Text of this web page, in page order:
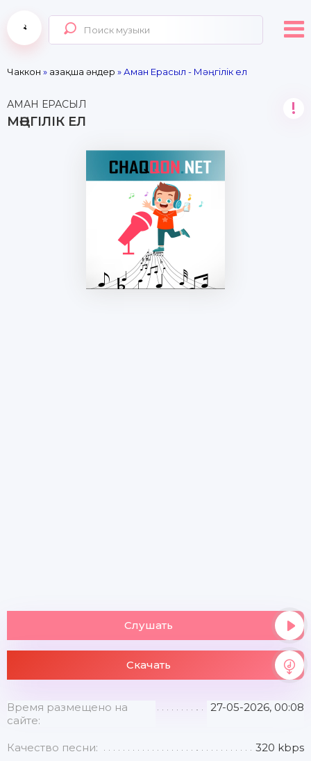
Чаккон » Қазақша әндер » Аман Ерасыл - Мәңгілік ел
АМАН ЕРАСЫЛ
МӘҢГІЛІК ЕЛ
!
Слушать
Скачать
Время размещено на
сайте:
27-05-2026, 00:08
Качество песни: 320 kbps